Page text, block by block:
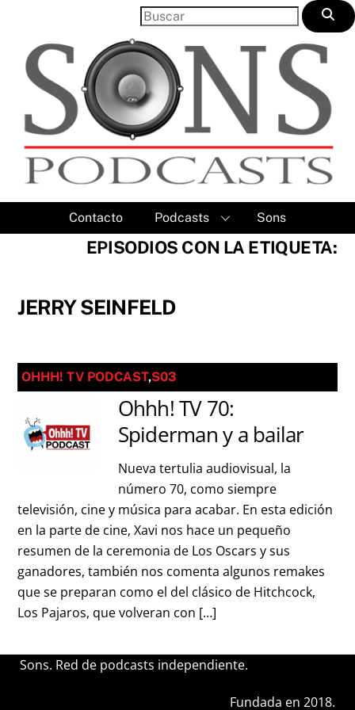
content
Contacto Podcasts Sons
EPISODIOS CON LA ETIQUETA:
JERRY SEINFELD
OHHH! TV PODCAST,S03
Ohhh! TV 70:
Spiderman y a bailar
Nueva tertulia audiovisual, la
número 70, como siempre
televisión, cine y música para acabar. En esta edición
en la parte de cine, Xavi nos hace un pequeño
resumen de la ceremonia de Los Oscars y sus
ganadores, también nos comenta algunos remakes
que se preparan como el del clásico de Hitchcock,
Los Pajaros, que volveran con […]
Sons. Red de podcasts independiente.
Fundada en 2018.